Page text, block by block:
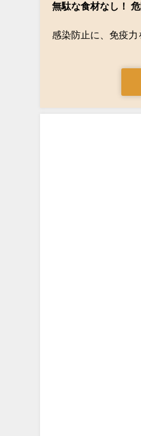
無駄な食材なし！
感染防止に、免疫力